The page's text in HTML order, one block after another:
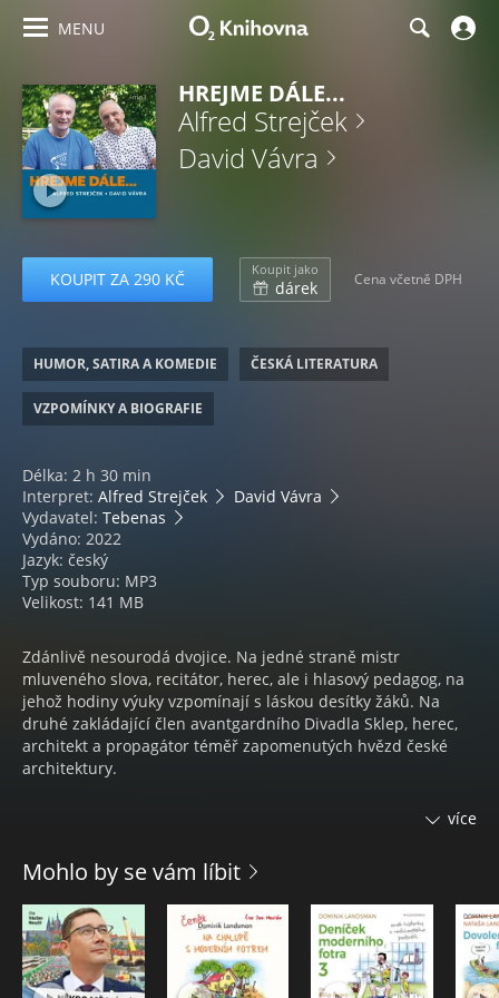
MENU
HREJME DÁLE...
Alfred Strejček
David Vávra
KOUPIT ZA 290 KČ Koupit jako
dárek Cena včetně DPH
HUMOR, SATIRA A KOMEDIE ČESKÁ LITERATURA
VZPOMÍNKY A BIOGRAFIE
Délka: 2 h 30 min
Interpret: Alfred Strejček
David Vávra
Vydavatel: Tebenas
Vydáno: 2022
Jazyk: český
Typ souboru: MP3
Velikost: 141 MB
Zdánlivě nesourodá dvojice. Na jedné straně mistr
mluveného slova, recitátor, herec, ale i hlasový pedagog, na
jehož hodiny výuky vzpomínají s láskou desítky žáků. Na
druhé zakládající člen avantgardního Divadla Sklep, herec,
architekt a propagátor téměř zapomenutých hvězd české
architektury.
Co přivede takto rozdílné osobnosti uměleckého spektra k
života a smrti. A ačkoli původ nemoci byl v obou případech
rozdílný, její průběh a boj o život měl spousty společných
rysů. Toho si všiml profesor MUDr. Pavel Pafko a přesvědčil
oba aktéry, ať o průběhu své nemoci napíší knihu. Částečně
jako terapii, částečně jako varování či prevenci pro ostatní.
více
Mohlo by se vám líbit